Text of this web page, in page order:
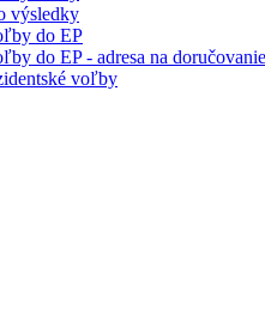
výsledky
do EP
do EP - adresa na doručovanie
voľby